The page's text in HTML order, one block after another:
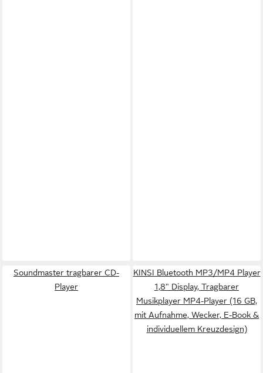
Soundmaster tragbarer CD-
Player
KINSI Bluetooth MP3/MP4 Player
1,8" Display, Tragbarer
Musikplayer MP4-Player (16 GB,
mit Aufnahme, Wecker, E-Book &
individuellem Kreuzdesign)